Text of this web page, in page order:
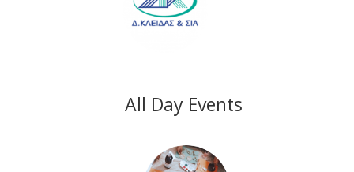
All Day Events